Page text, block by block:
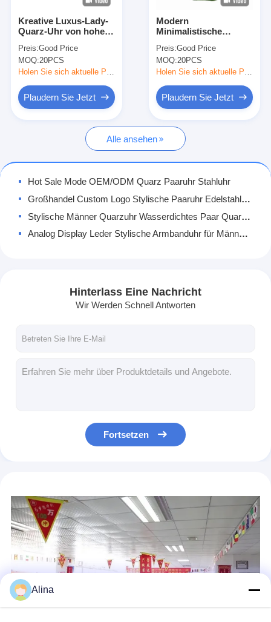
Quarz-Armbanduhr
Lederbandquarzuhr
Uhren aus Edelstahl
Silikonbanduhr
Männerquarzuhren
Digitale Sportuhren
Stylische Paaruhr
Watch-Gürtel Ersatzteile
Kreative Luxus-Lady-
Quarz-Uhr von hoher
Schlangen-Gürtel-
Goldgehäuse
Preis:Good Price
MOQ:20PCS
Holen Sie sich aktuelle Preis
Plaudern Sie Jetzt
Modern
Minimalistische
Leuchtzeiger für
Männer und Frauen
Preis:Good Price
MOQ:20PCS
Holen Sie sich aktuelle Preis
Plaudern Sie Jetzt
Alle ansehen
Hot Sale Mode OEM/ODM Quarz Paaruhr Stahluhr
Großhandel Custom Logo Stylische Paaruhr Edelstahl Mode Quarzuhr
Stylische Männer Quarzuhr Wasserdichtes Paar Quarzuhr mit Lederband
Analog Display Leder Stylische Armbanduhr für Männer Für aktive Lebensstile
Custom Logo Digitale Schwarze Quarz-Armbanduhr mit Buckel-Clamp 10mm Gehäuse Dicke
Multifunktionale digitale Sportuhr mit Gummiband 100 Meter Wasserdichtigkeit
Mode Elektronische Quarz Sportuhr für Männer mit Silikonband
Werkswasserdichte digitale Quarz-Sportuhr mit schwarzem Silikonband
Leuchtende Lederbandquarz-Armbanduhr für Geschäftsleute
Quarz-Sport-Armbanduhr für Sportler und Fitnessliebhaber
30m wasserdichte Quarz-Armbanduhr
Moderne Lederbanduhren mit Laser-Gravur Logo 30 Meter wasserdicht
Hinterlass Eine Nachricht
Wir Werden Schnell Antworten
Fortsetzen
Alina